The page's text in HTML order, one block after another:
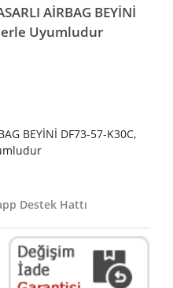
AİRBAG BEYİNİ
Uyumludur
BEYİNİ DF73-57-K30C,
Destek Hattı